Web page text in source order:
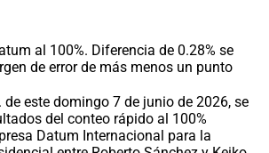
al 100%. Diferencia de 0.28% se
de error de más menos un punto
este domingo 7 de junio de 2026, se
del conteo rápido al 100%
Datum Internacional para la